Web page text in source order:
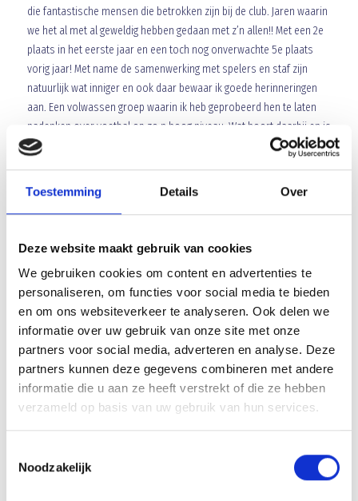
Toestemming Details Over
Deze website maakt gebruik van cookies
We gebruiken cookies om content en advertenties te
personaliseren, om functies voor social media te bieden
en om ons websiteverkeer te analyseren. Ook delen we
informatie over uw gebruik van onze site met onze
partners voor social media, adverteren en analyse. Deze
partners kunnen deze gegevens combineren met andere
informatie die u aan ze heeft verstrekt of die ze hebben
verzameld op basis van uw gebruik van hun services.
Noodzakelijk
die fantastische mensen die betrokken zijn bij de club. Jaren waarin
we het al met al geweldig hebben gedaan met z’n allen!! Met een 2e
plaats in het eerste jaar en een toch nog onverwachte 5e plaats
vorig jaar! Met name de samenwerking met spelers en staf zijn
natuurlijk wat inniger en ook daar bewaar ik goede herinneringen
aan. Een volwassen groep waarin ik heb geprobeerd hen te laten
nadenken over voetbal op zo n hoog niveau. Wat hoort daarbij en is
ervoor nodig en wat juist niet!? Een groep die verantwoordelijkheid
aardig wat doelen bereikt!! Al met al heb ik dus in die 2 jaren een
fantastische tijd gehad bij de club en niet alleen ik, maar ook mijn
afscheid moeten nemen, maar zoals veel mensen wel roepen, dat
bezoeken, dan misschien in de toekomst wel weer als trainer (je
weet maar nooit!!)
Ik wens iedereen bij de club het allerbeste en het vaandelteam
inclusief de staf een sportief geweldig seizoen!Bedankt allemaal
voor 2 geweldige jaren!!!
Tot snel!!
TwitterFacebook